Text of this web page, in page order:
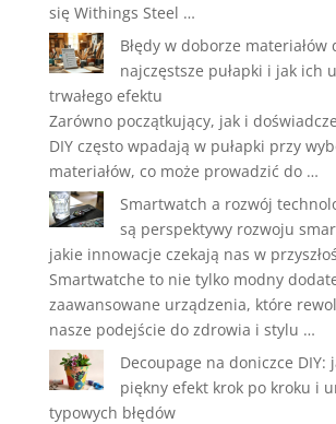
się Withings Steel …
Błędy w doborze materiałów
najczęstsze pułapki i jak ich
trwałego efektu
Zarówno początkujący, jak i
DIY często wpadają w pułapki przy
materiałów, co może prowadzić do …
Smartwatch a rozwój
są perspektywy rozwoju
jakie innowacje czekają nas w
Smartwatche to nie tylko modny
zaawansowane urządzenia, które
nasze podejście do zdrowia i stylu …
Decoupage na doniczce DIY:
piękny efekt krok po kroku i
typowych błędów